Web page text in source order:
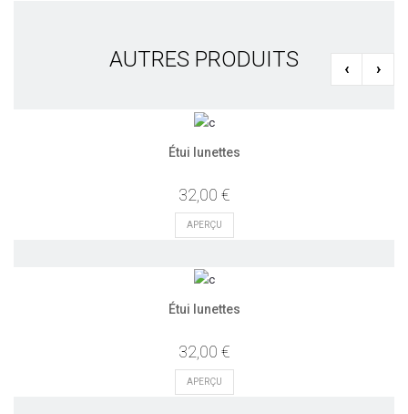
AUTRES PRODUITS ‹ ›
Étui lunettes
32,00 €
APERÇU
Étui lunettes
32,00 €
APERÇU